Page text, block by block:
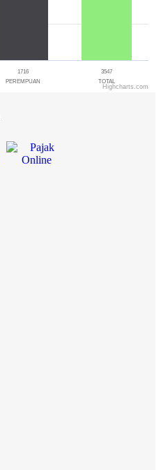
1716
PEREMPUAN
3547
TOTAL
Highcharts.com